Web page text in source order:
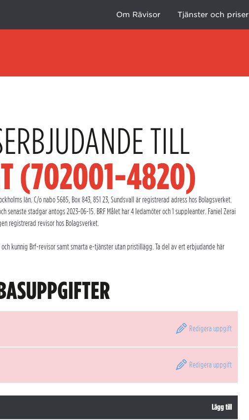
Om Rävisor Tjänster och priser
TILL
(702001-4820)
län. C/o nabo 5685, Box 843, 851 23, Sundsvall är registrerad adress hos Bolagsverket.
senaste stadgar antogs 2023-06-15. BRF Målet har 4 ledamöter och 1 suppleanter. Faniel Zerai
registrerad revisor hos Bolagsverket.
och kunnig Brf-revisor samt smarta e-tjänster utan pristillägg. Ta del av ert erbjudande här
Redigera uppgift
Redigera uppgift
Lägg till